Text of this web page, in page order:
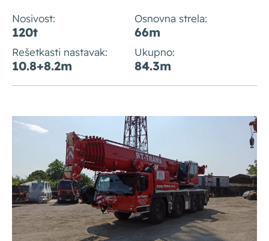
Nosivost:
120t
Osnovna strela:
66m
Rešetkasti nastavak:
10.8+8.2m
Ukupno:
84.3m